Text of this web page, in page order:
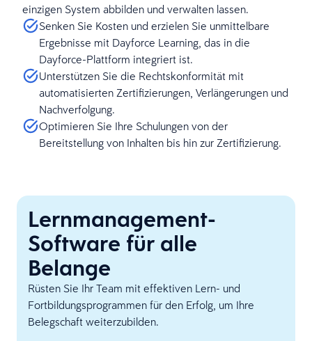
einzigen System abbilden und verwalten lassen.
Senken Sie Kosten und erzielen Sie unmittelbare
Ergebnisse mit Dayforce Learning, das in die
Dayforce-Plattform integriert ist.
Unterstützen Sie die Rechtskonformität mit
automatisierten Zertifizierungen, Verlängerungen und
Nachverfolgung.
Optimieren Sie Ihre Schulungen von der
Bereitstellung von Inhalten bis hin zur Zertifizierung.
Lernmanagement-
Software für alle
Belange
Rüsten Sie Ihr Team mit effektiven Lern- und
Fortbildungsprogrammen für den Erfolg, um Ihre
Belegschaft weiterzubilden.